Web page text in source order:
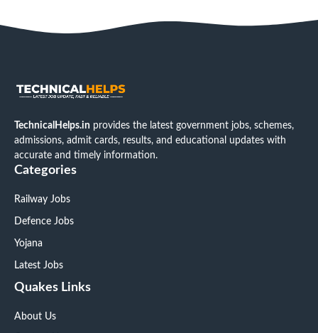
TechnicalHelps.in provides the latest government jobs, schemes,
admissions, admit cards, results, and educational updates with
accurate and timely information.
Categories
Railway Jobs
Defence Jobs
Yojana
Latest Jobs
Quakes Links
About Us